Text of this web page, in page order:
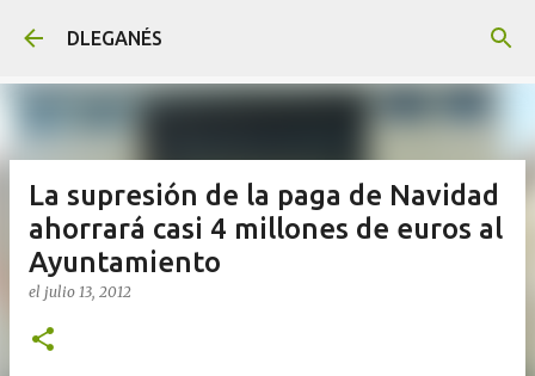
DLEGANÉS
La supresión de la paga de Navidad
ahorrará casi 4 millones de euros al
Ayuntamiento
el julio 13, 2012